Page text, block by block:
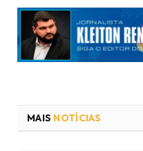
MAIS NOTÍCIAS